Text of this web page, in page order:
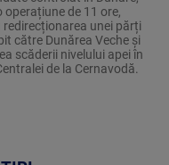
operațiune de 11 ore,
redirecționarea unei părți
către Dunărea Veche și
scăderii nivelului apei în
de la Cernavodă.